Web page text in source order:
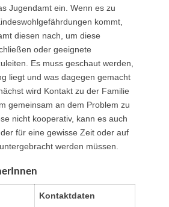
Jugendamt ein. Wenn es zu
kommt,
diesen nach, um diese
oder geeignete
Es muss geschaut werden,
liegt und was dagegen gemacht
wird Kontakt zu der Familie
gemeinsam an dem Problem zu
nicht kooperativ, kann es auch
für eine gewisse Zeit oder auf
werden müssen.
Kontaktdaten